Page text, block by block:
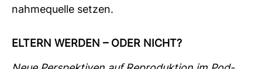
nah­me­quelle setzen.
ELTERN WERDEN – ODER NICHT?